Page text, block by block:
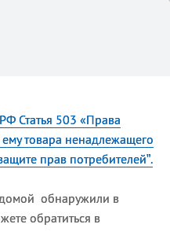
Статья 503 «Права
товара ненадлежащего
прав потребителей”.
обнаружили в
обратиться в